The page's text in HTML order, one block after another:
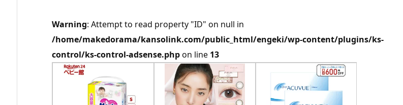
Warning: Attempt to read property "ID" on null in
/home/makedorama/kansolink.com/public_html/engeki/wp-content/plugins/ks-
control/ks-control-adsense.phpon line 13